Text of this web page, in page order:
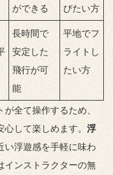
ができる
びたい方
長時間で
安定した
飛行が可
能
平地でフ
ライトし
たい方
全て操作するため、
して楽しめます。 浮
い浮遊感を手軽に味わ
インストラクターの無